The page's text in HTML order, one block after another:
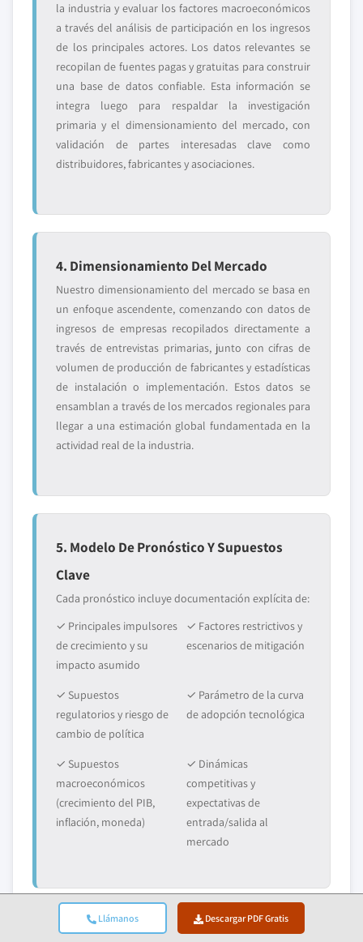
Llámanos Descargar PDF Gratis
la industria y evaluar los factores macroeconómicos
a través del análisis de participación en los ingresos
de los principales actores. Los datos relevantes se
recopilan de fuentes pagas y gratuitas para construir
una base de datos confiable. Esta información se
integra luego para respaldar la investigación
primaria y el dimensionamiento del mercado, con
validación de partes interesadas clave como
distribuidores, fabricantes y asociaciones.
4. Dimensionamiento Del Mercado
Nuestro dimensionamiento del mercado se basa en
un enfoque ascendente, comenzando con datos de
ingresos de empresas recopilados directamente a
través de entrevistas primarias, junto con cifras de
volumen de producción de fabricantes y estadísticas
de instalación o implementación. Estos datos se
ensamblan a través de los mercados regionales para
llegar a una estimación global fundamentada en la
actividad real de la industria.
5. Modelo De Pronóstico Y Supuestos
Clave
Cada pronóstico incluye documentación explícita de:
✓ Principales impulsores
de crecimiento y su
impacto asumido
✓ Factores restrictivos y
escenarios de mitigación
✓ Supuestos
regulatorios y riesgo de
cambio de política
✓ Parámetro de la curva
de adopción tecnológica
✓ Supuestos
macroeconómicos
(crecimiento del PIB,
inflación, moneda)
✓ Dinámicas
competitivas y
expectativas de
entrada/salida al
mercado